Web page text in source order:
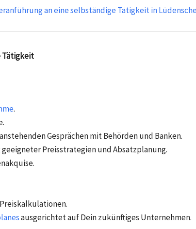
an eine selbständige Tätigkeit in
Tätigkeit
.
Gesprächen mit Behörden und Banken.
Preisstrategien und Absatzplanung.
ausgerichtet auf Dein zukünftiges Unternehmen.